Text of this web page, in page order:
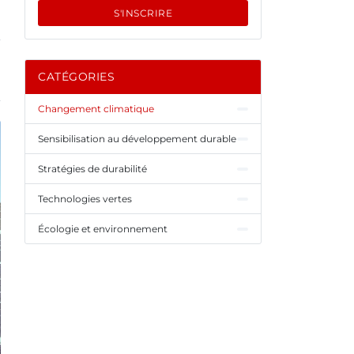
S'INSCRIRE
CATÉGORIES
Changement climatique
Sensibilisation au développement durable
Stratégies de durabilité
Technologies vertes
Écologie et environnement